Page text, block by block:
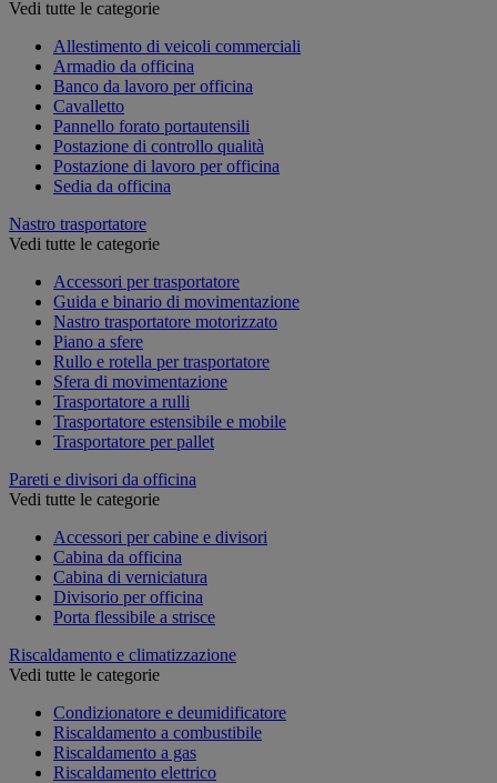
Vedi tutte le categorie
Allestimento di veicoli commerciali
Armadio da officina
Banco da lavoro per officina
Cavalletto
Pannello forato portautensili
Postazione di controllo qualità
Postazione di lavoro per officina
Sedia da officina
Nastro trasportatore
Vedi tutte le categorie
Accessori per trasportatore
Guida e binario di movimentazione
Nastro trasportatore motorizzato
Piano a sfere
Rullo e rotella per trasportatore
Sfera di movimentazione
Trasportatore a rulli
Trasportatore estensibile e mobile
Trasportatore per pallet
Pareti e divisori da officina
Vedi tutte le categorie
Accessori per cabine e divisori
Cabina da officina
Cabina di verniciatura
Divisorio per officina
Porta flessibile a strisce
Riscaldamento e climatizzazione
Vedi tutte le categorie
Condizionatore e deumidificatore
Riscaldamento a combustibile
Riscaldamento a gas
Riscaldamento elettrico